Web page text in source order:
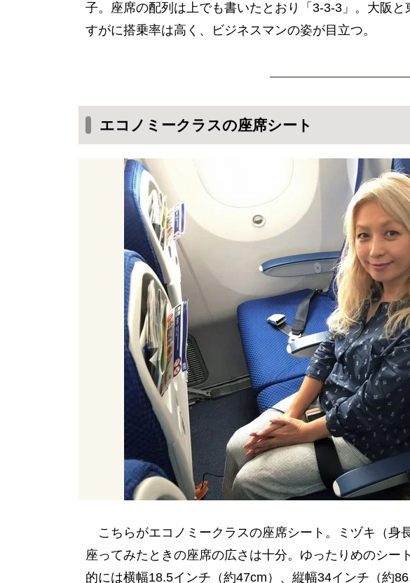
子。座席の配列は上でも書いたとおり「3-3-3」。大阪
すがに搭乗率は高く、ビジネスマンの姿が目立つ。
エコノミークラスの座席シート
こちらがエコノミークラスの座席シート。ミヅキ（身
座ってみたときの座席の広さは十分。ゆったりめのシー
的には横幅18.5インチ（約47cm）、縦幅34インチ（約